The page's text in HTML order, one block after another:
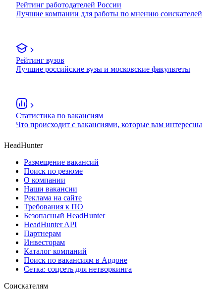
Рейтинг работодателей России
Лучшие компании для работы по мнению соискателей
Рейтинг вузов
Лучшие российские вузы и московские факультеты
Статистика по вакансиям
Что происходит с вакансиями, которые вам интересны
HeadHunter
Размещение вакансий
Поиск по резюме
О компании
Наши вакансии
Реклама на сайте
Требования к ПО
Безопасный HeadHunter
HeadHunter API
Партнерам
Инвесторам
Каталог компаний
Поиск по вакансиям в Ардоне
Сетка: соцсеть для нетворкинга
Соискателям